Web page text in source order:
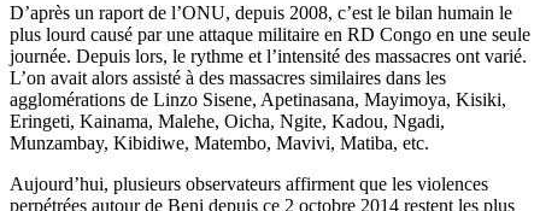
D’après un raport de l’ONU, depuis 2008, c’est le bilan humain le
plus lourd causé par une attaque militaire en RD Congo en une seule
journée. Depuis lors, le rythme et l’intensité des massacres ont varié.
L’on avait alors assisté à des massacres similaires dans les
agglomérations de Linzo Sisene, Apetinasana, Mayimoya, Kisiki,
Eringeti, Kainama, Malehe, Oicha, Ngite, Kadou, Ngadi,
Munzambay, Kibidiwe, Matembo, Mavivi, Matiba, etc.
Aujourd’hui, plusieurs observateurs affirment que les violences
perpétrées autour de Beni depuis ce 2 octobre 2014 restent les plus